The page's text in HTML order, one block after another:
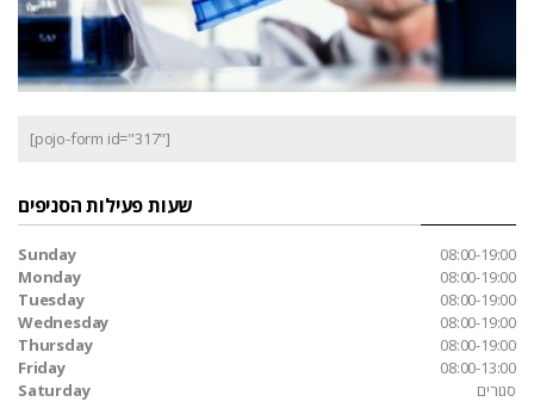
[pojo-form id="317"]
שעות פעילות הסניפים
Sunday
08:00-19:00
Monday
08:00-19:00
Tuesday
08:00-19:00
Wednesday
08:00-19:00
Thursday
08:00-19:00
Friday
08:00-13:00
Saturday
סגורים